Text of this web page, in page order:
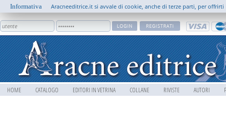
HOME CATALOGO EDITORI IN VETRINA COLLANE RIVISTE AUTORI
Informativa Aracneeditrice.it si avvale di cookie, anche di terze parti, per